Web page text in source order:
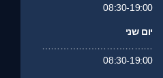
08:30-19:00
יום שני
08:30-19:00